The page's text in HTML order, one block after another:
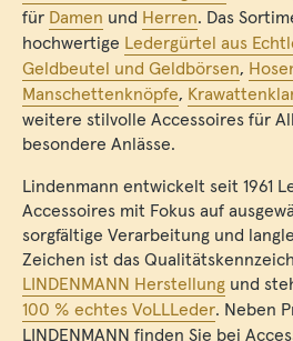
für Damen und Herren. Das
hochwertige Ledergürtel aus
Geldbeutel und Geldbörsen,
Manschettenknöpfe,
weitere stilvolle Accessoires für
besondere Anlässe.
Lindenmann entwickelt seit 1961
Accessoires mit Fokus auf
sorgfältige Verarbeitung und
Zeichen ist das
LINDENMANN Herstellung und
100 % echtes VoLLLeder. Neben
LINDENMANN finden Sie bei